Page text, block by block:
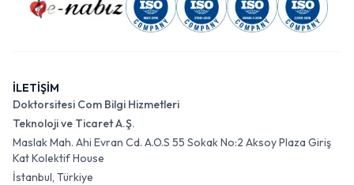
İLETİŞİM
Doktorsitesi Com Bilgi Hizmetleri
Teknoloji ve Ticaret A.Ş.
Maslak Mah. Ahi Evran Cd. A.O.S 55 Sokak No:2 Aksoy Plaza Giriş
Kat Kolektif House
İstanbul, Türkiye